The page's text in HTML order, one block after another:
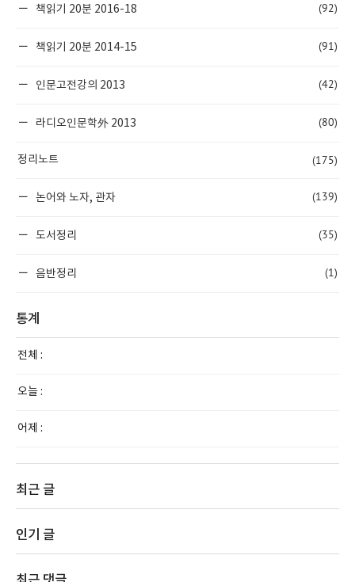
책읽기 20분 2016-18 (92)
책읽기 20분 2014-15 (91)
인문고전강의 2013 (42)
라디오인문학外 2013 (80)
정리노트 (175)
논어와 노자, 관자 (139)
도서정리 (35)
음반정리 (1)
통계
전체 :
오늘 :
어제 :
최근 글
인기 글